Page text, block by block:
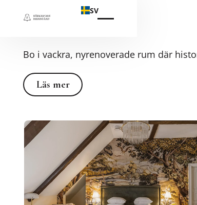
SV
Hotell
Bo i vackra, nyrenoverade rum där
Läs mer
Läs mer